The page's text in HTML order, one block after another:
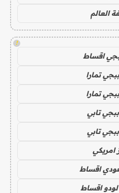
العالم
!
اقساط
تمارا
تمارا
تابي
تابي
امريكي
اقساط
اقساط